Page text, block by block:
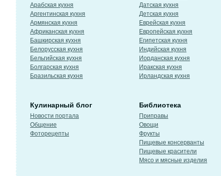
Арабская кухня
Аргентинская кухня
Армянская кухня
Африканская кухня
Башкирская кухня
Белорусская кухня
Бельгийская кухня
Болгарская кухня
Бразильская кухня
Датская кухня
Детская кухня
Еврейская кухня
Европейская кухня
Египетская кухня
Индийская кухня
Иорданская кухня
Иракская кухня
Ирландская кухня
Кулинарный блог
Новости портала
Общение
Фоторецепты
Библиотека
Приправы
Овощи
Фрукты
Пищевые консерванты
Пищевые красители
Мясо и мясные изделия